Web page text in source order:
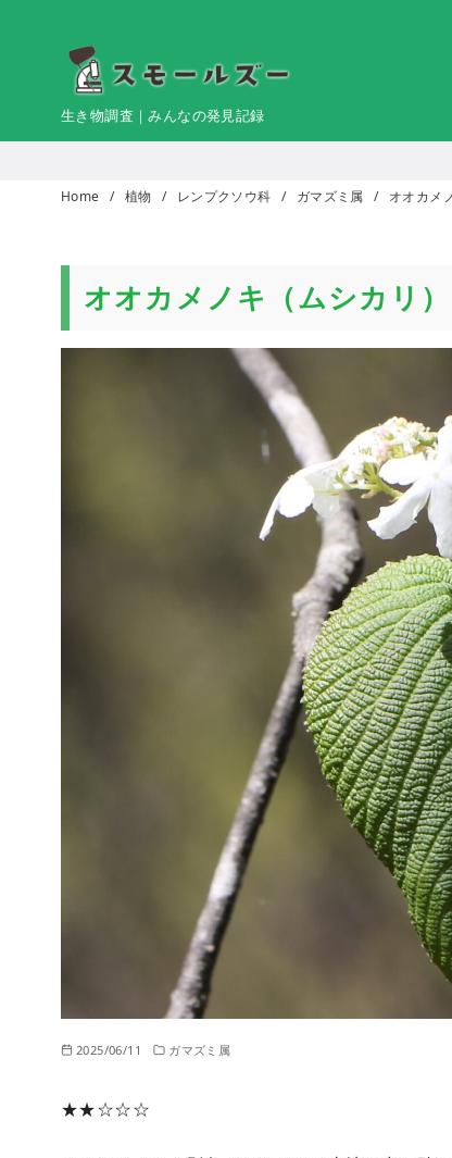
生き物調査｜みんなの発見記録
Home 植物 レンプクソウ科 ガマズミ属 オオカメ
オオカメノキ（ムシカリ）
2025/06/11 ガマズミ属
★★☆☆☆